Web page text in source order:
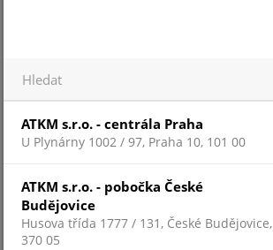
ATKM s.r.o. - centrála Praha
U Plynárny 1002 / 97, Praha 10, 101 00
ATKM s.r.o. - pobočka České
Budějovice
Husova třída 1777 / 131, České Budějovice,
370 05